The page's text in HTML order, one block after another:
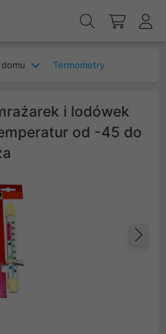
Termometry
i lodówek
od -45 do